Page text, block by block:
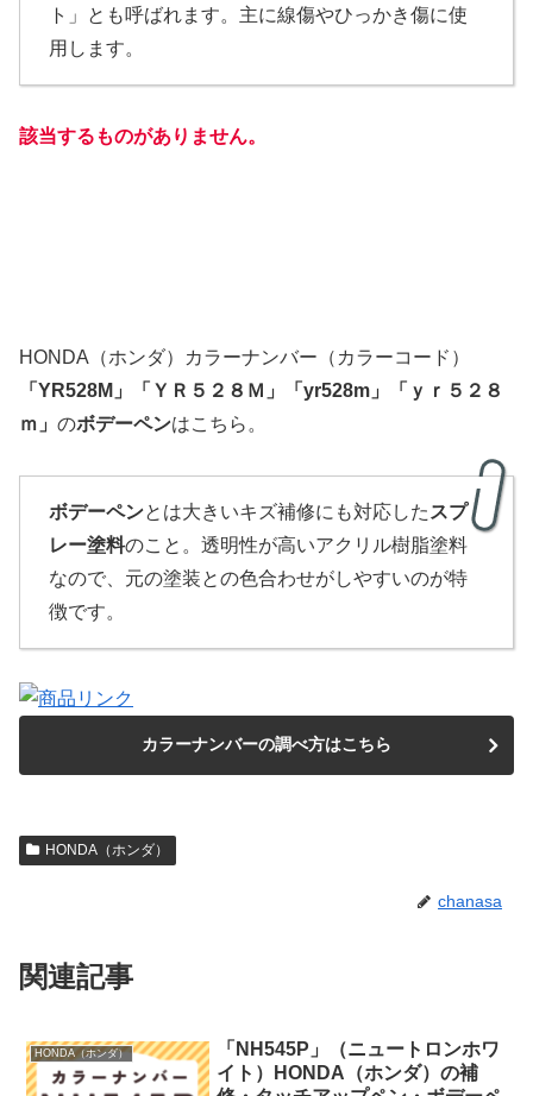
ト」とも呼ばれます。主に線傷やひっかき傷に使
用します。
該当するものがありません。
HONDA（ホンダ）カラーナンバー（カラーコード）
「 YR528M 」 「ＹＲ５２８Ｍ」
「yr528m」「ｙｒ５２８
ｍ」 のボデーペンはこちら。
ボデーペンとは大きいキズ補修にも対応した スプ
レー塗料のこと。透明性が高いアクリル樹脂塗料
なので、元の塗装との色合わせがしやすいのが特
徴です。
カラーナンバーの調べ方はこちら
HONDA（ホンダ）
chanasa
関連記事
HONDA（ホンダ）
「NH545P」（ニュートロンホワ
イト）HONDA（ホンダ）の補